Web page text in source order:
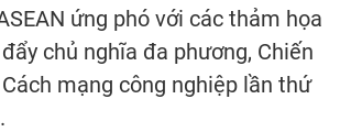
ứng phó với các thảm họa
chủ nghĩa đa phương, Chiến
mạng công nghiệp lần thứ